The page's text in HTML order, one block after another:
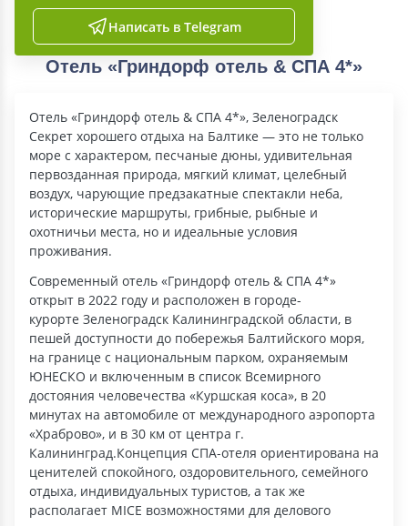
Написать в Telegram
Отель «Гриндорф отель & СПА 4*»
Отель «Гриндорф отель & СПА 4*», Зеленоградск
Секрет хорошего отдыха на Балтике — это не только
море с характером, песчаные дюны, удивительная
первозданная природа, мягкий климат, целебный
воздух, чарующие предзакатные спектакли неба,
исторические маршруты, грибные, рыбные и
охотничьи места, но и идеальные условия
проживания.
Cовременный отель «Гриндорф отель & СПА 4*»
открыт в 2022 году и расположен в городе-
курорте Зеленоградск Калининградской области, в
пешей доступности до побережья Балтийского моря,
на границе с национальным парком, охраняемым
ЮНЕСКО и включенным в список Всемирного
достояния человечества «Куршская коса», в 20
минутах на автомобиле от международного аэропорта
«Храброво», и в 30 км от центра г.
Калининград.Концепция СПА-отеля ориентирована на
ценителей спокойного, оздоровительного, семейного
отдыха, индивидуальных туристов, а так же
располагает MICE возможностями для делового